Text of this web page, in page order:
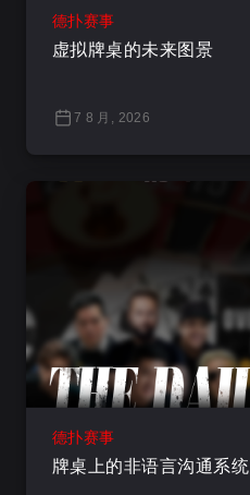
德扑赛事
虚拟牌桌的未来图景
7 8 月, 2026
德扑赛事
牌桌上的非语言沟通系统